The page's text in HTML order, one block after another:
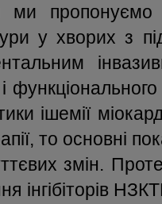
ми пропонуємо
у хворих з
ішемії
то основні
змін.
інгібіторів